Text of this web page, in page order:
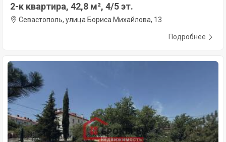
2-к квартира, 42,8 м², 4/5 эт.
Севастополь, улица Бориса Михайлова, 13
Подробнее